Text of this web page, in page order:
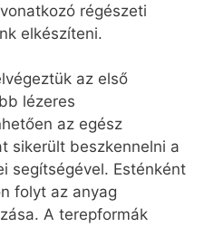
régészeti
elkészíteni.
az első
lézeres
az egész
sikerült beszkennelni a
segítségével. Esténként
folyt az anyag
A terepformák